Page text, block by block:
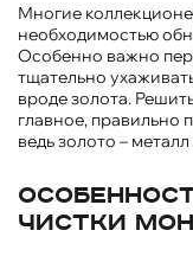
Многие
необходимостью
Особенно важно
тщательно
вроде золота.
главное, правильно
ведь золото –
чистки